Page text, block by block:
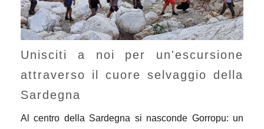
Unisciti a noi per un'escursione
attraverso il cuore selvaggio della
Sardegna
Al centro della Sardegna si nasconde Gorropu: un